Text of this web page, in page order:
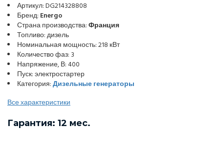
Артикул: DG214328808
Бренд: Energo
Страна производства:Франция
Топливо: дизель
Номинальная мощность: 218 кВт
Количество фаз: 3
Напряжение, В: 400
Пуск: электростартер
Категория:Дизельные генераторы
Все характеристики
Гарантия: 12 мес.